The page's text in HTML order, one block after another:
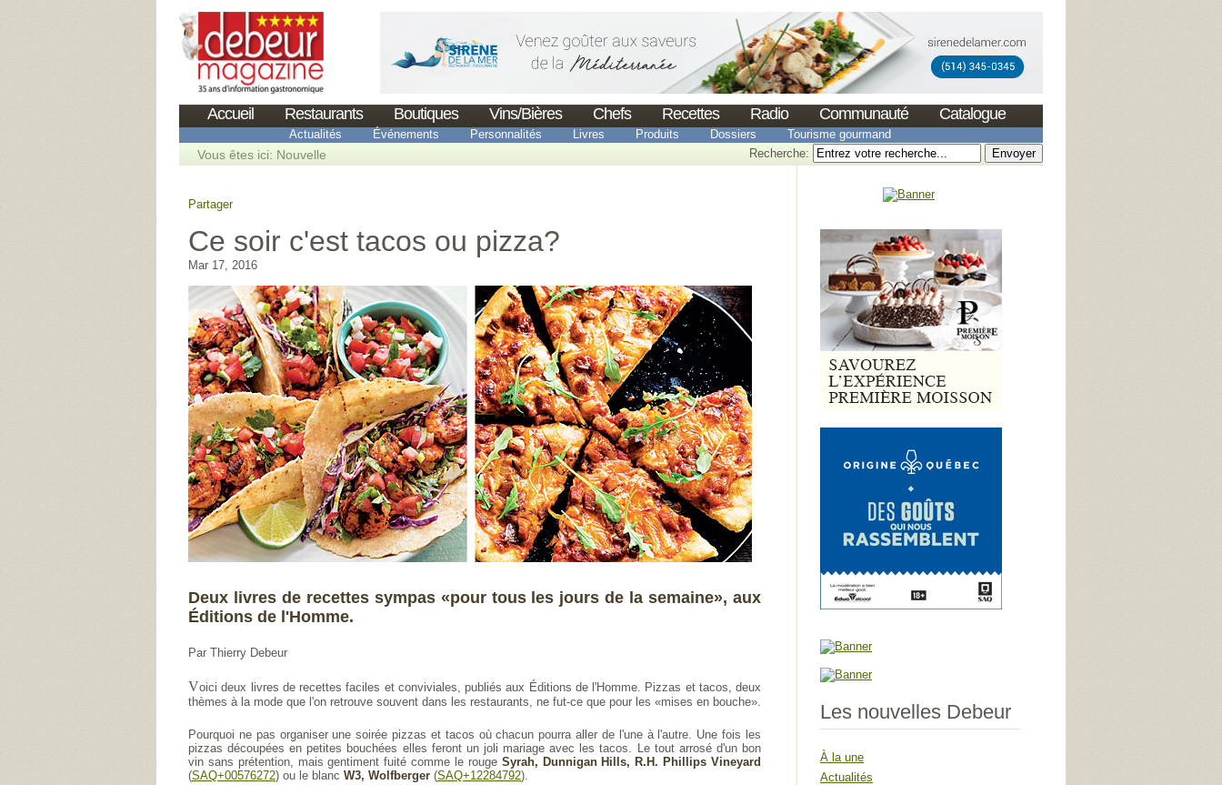
Accueil Restaurants Boutiques Vins/Bières Chefs Recettes Radio Communauté Catalogue
Actualités Événements Personnalités Livres Produits Dossiers Tourisme gourmand
Vous êtes ici: Nouvelle Recherche:
Partager
Ce soir c'est tacos ou pizza?
Mar 17, 2016
Deux livres de recettes sympas «pour tous les jours de la semaine», aux
Éditions de l'Homme.
Par Thierry Debeur
Voici deux livres de recettes faciles et conviviales, publiés aux Éditions de l'Homme. Pizzas et tacos, deux
thèmes à la mode que l'on retrouve souvent dans les restaurants, ne fut-ce que pour les «mises en bouche».
Pourquoi ne pas organiser une soirée pizzas et tacos où chacun pourra aller de l'une à l'autre. Une fois les
pizzas découpées en petites bouchées elles feront un joli mariage avec les tacos. Le tout arrosé d'un bon
vin sans prétention, mais gentiment fuité comme le rouge Syrah, Dunnigan Hills, R.H. Phillips Vineyard
(SAQ+00576272) ou le blanc W3, Wolfberger (SAQ+12284792).
Les nouvelles Debeur
À la une
Actualités